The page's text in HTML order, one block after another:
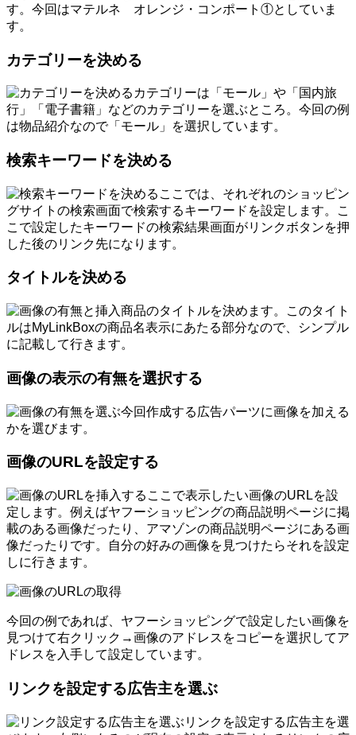
す。今回はマテルネ オレンジ・コンポート①としていま
す。
カテゴリーを決める
カテゴリーは「モール」や「国内旅
行」「電子書籍」などのカテゴリーを選ぶところ。今回の例
は物品紹介なので「モール」を選択しています。
検索キーワードを決める
ここでは、それぞれのショッピン
グサイトの検索画面で検索するキーワードを設定します。こ
こで設定したキーワードの検索結果画面がリンクボタンを押
した後のリンク先になります。
タイトルを決める
商品のタイトルを決めます。このタイト
ルはMyLinkBoxの商品名表示にあたる部分なので、シンプル
に記載して行きます。
画像の表示の有無を選択する
今回作成する広告パーツに画像を加える
かを選びます。
画像のURLを設定する
ここで表示したい画像のURLを設
定します。例えばヤフーショッピングの商品説明ページに掲
載のある画像だったり、アマゾンの商品説明ページにある画
像だったりです。自分の好みの画像を見つけたらそれを設定
しに行きます。
今回の例であれば、ヤフーショッピングで設定したい画像を
見つけて右クリック→画像のアドレスをコピーを選択してア
ドレスを入手して設定しています。
リンクを設定する広告主を選ぶ
リンクを設定する広告主を選